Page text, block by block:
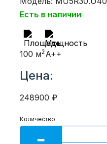
Есть в наличии
100 м2 A++
Цена:
248900 ₽
Количество